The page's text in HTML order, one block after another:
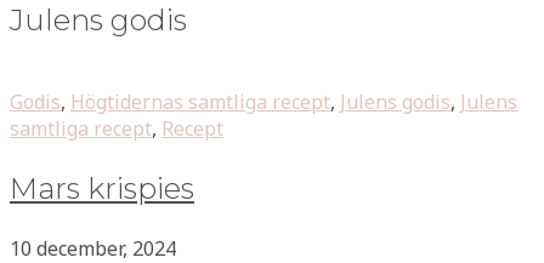
Julens godis
Godis, Högtidernas samtliga recept, Julens godis, Julens
samtliga recept, Recept
Mars krispies
10 december, 2024